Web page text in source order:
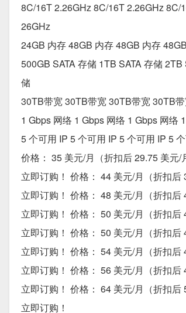
8C/16T 2.26GHz 8C/16T 2.26GHz
26GHz
24GB 内存 48GB 内存 48GB 内存
500GB SATA 存储 1TB SATA 存储
储
30TB带宽 30TB带宽 30TB带宽 30TB
1 Gbps 网络 1 Gbps 网络 1 Gbps 网络
5 个可用 IP 5 个可用 IP 5 个可用 IP 5
价格： 35 美元/月（折扣后 29.75 美元/
立即订购！ 价格： 44 美元/月（折扣后
立即订购！ 价格： 48 美元/月（折扣后
立即订购！ 价格： 50 美元/月（折扣后
立即订购！ 价格： 50 美元/月（折扣后
立即订购！ 价格： 54 美元/月（折扣后
立即订购！ 价格： 56 美元/月（折扣后
立即订购！ 价格： 64 美元/月（折扣后
立即订购！